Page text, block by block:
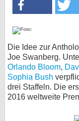
Die Idee zur
Joe Swanberg.
Orlando Bloom,
Sophia Bush
drei Staffeln. Die
2016 weltweite